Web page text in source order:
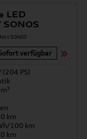
LED
verfügbar
(204 PS)
km
100 km
km